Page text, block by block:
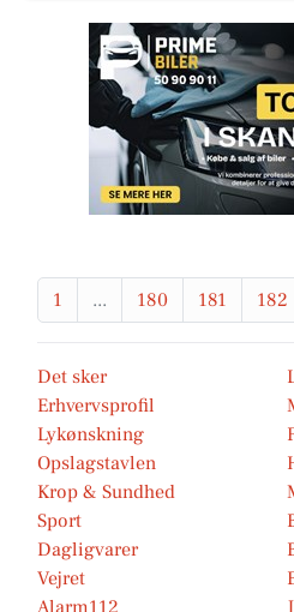
1 ... 180 181 182
Det sker
Erhvervsprofil
Lykønskning
Opslagstavlen
Krop & Sundhed
Sport
Dagligvarer
Vejret
Alarm112